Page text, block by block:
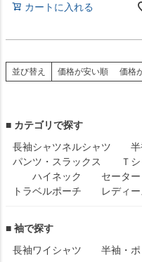
カートに入れる
並び替え 価格が安い順 価格
■ カテゴリで探す
長袖シャツネルシャツ
パンツ・スラックス
Ｔ
ハイネック
セーター
トラベルポーチ
レディ
■ 袖で探す
長袖ワイシャツ
半袖・